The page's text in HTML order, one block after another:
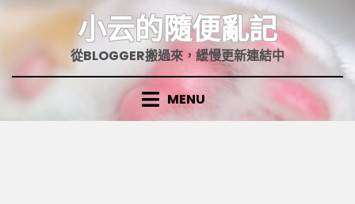
小云的隨便亂記
從BLOGGER搬過來，緩慢更新連結中
MENU